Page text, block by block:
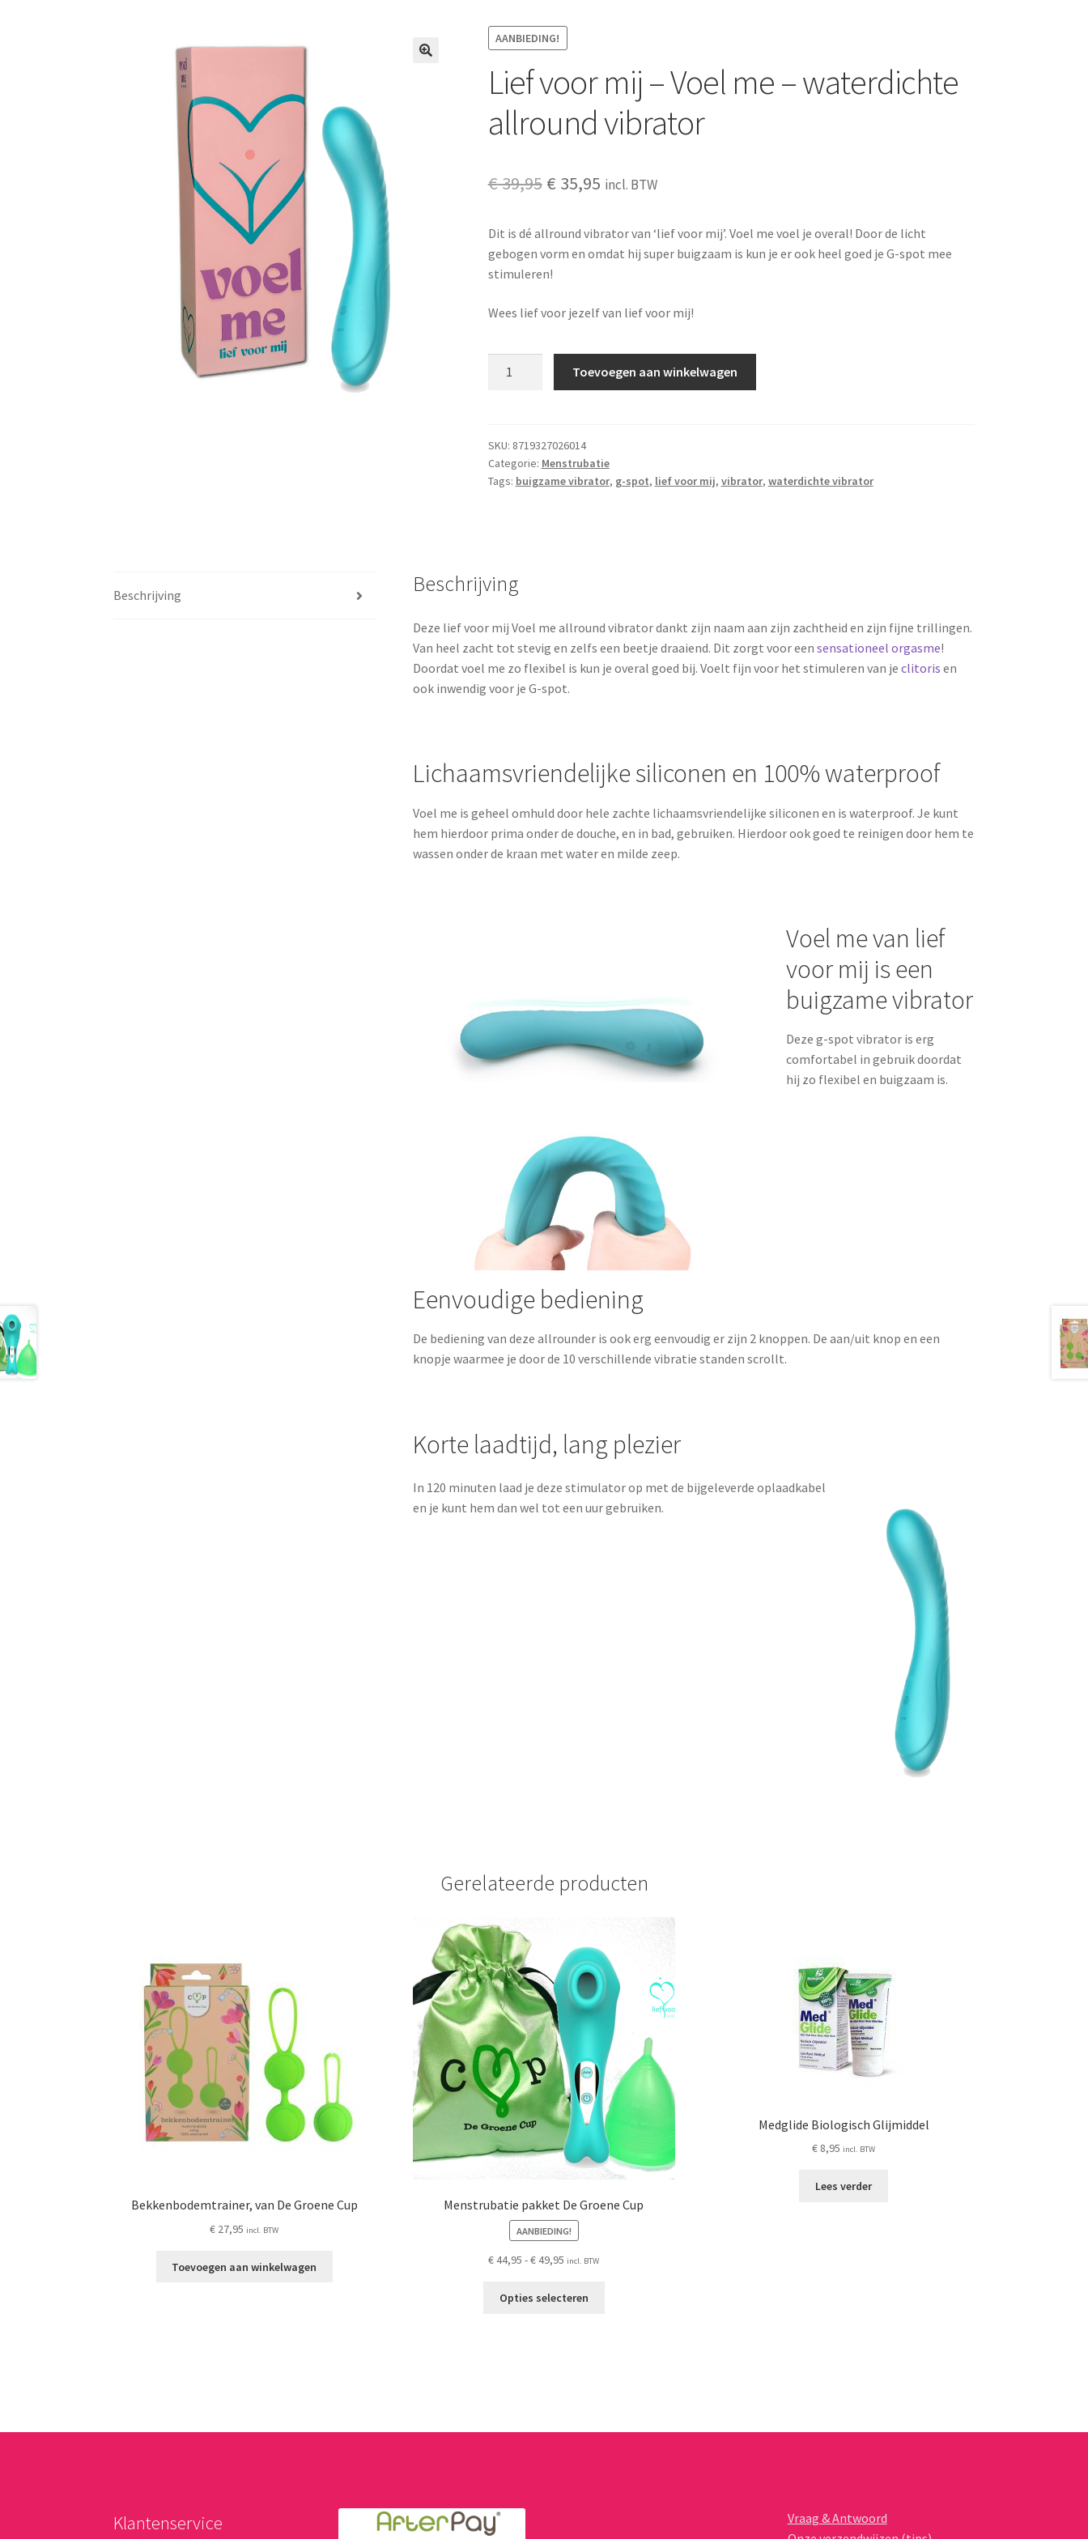
AANBIEDING!
Lief voor mij – Voel me – waterdichte
allround vibrator
€39,95 Oorspronkelijke
was:
€ 39,95.
€ 35,95Huidige
is:
incl. BTW
Dit is dé allround vibrator van ‘lief voor mij’. Voel me voel je overal! Door de licht
gebogen vorm en omdat hij super buigzaam is kun je er ook heel goed je G-spot mee
stimuleren!
Wees lief voor jezelf van lief voor mij!
Voel
me
–
Toevoegen aan winkelwagen
SKU: 8719327026014
Categorie: Menstrubatie
Tags: buigzame vibrator, g-spot, lief voor mij, vibrator, waterdichte vibrator
Beschrijving Beschrijving
Deze lief voor mij Voel me allround vibrator dankt zijn naam aan zijn zachtheid en zijn fijne trillingen.
Van heel zacht tot stevig en zelfs een beetje draaiend. Dit zorgt voor eensensationeel orgasme!
Doordat voel me zo flexibel is kun je overal goed bij. Voelt fijn voor het stimuleren van jeclitoris en
ook inwendig voor je G-spot.
Lichaamsvriendelijke siliconen en 100% waterproof
Voel me is geheel omhuld door hele zachte lichaamsvriendelijke siliconen en is waterproof. Je kunt
hem hierdoor prima onder de douche, en in bad, gebruiken. Hierdoor ook goed te reinigen door hem te
wassen onder de kraan met water en milde zeep.
Voel me van lief
voor mij is een
buigzame vibrator
Deze g-spot vibrator is erg
comfortabel in gebruik doordat
hij zo flexibel en buigzaam is.
Eenvoudige bediening
De bediening van deze allrounder is ook erg eenvoudig er zijn 2 knoppen. De aan/uit knop en een
knopje waarmee je door de 10 verschillende vibratie standen scrollt.
Korte laadtijd, lang plezier
In 120 minuten laad je deze stimulator op met de bijgeleverde oplaadkabel
en je kunt hem dan wel tot een uur gebruiken.
Gerelateerde producten
Bekkenbodemtrainer, van De Groene Cup
€ 27,95 incl. BTW
Toevoegen aan winkelwagen
Menstrubatie pakket De Groene Cup
AANBIEDING!
€44,95 -€49,95 Prijsklasse:
tot
incl. BTW
Opties selecteren
gekozen
Medglide Biologisch Glijmiddel
€ 8,95 incl. BTW
Lees verder
Klantenservice
Vraag & Antwoord